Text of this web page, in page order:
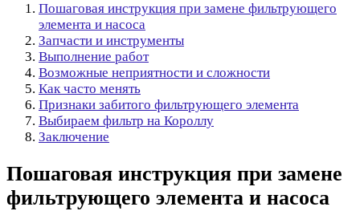
Пошаговая инструкция при замене фильтрующего
элемента и насоса
Запчасти и инструменты
Выполнение работ
Возможные неприятности и сложности
Как часто менять
Признаки забитого фильтрующего элемента
Выбираем фильтр на Короллу
Заключение
Пошаговая инструкция при замене
фильтрующего элемента и насоса